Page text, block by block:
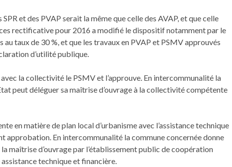
et des PVAP serait la même que celle des AVAP, et que celle
rec­ti­fica­tive pour 2016 a mod­i­fié le dis­posi­tif notam­ment par le
taux de 30 %, et que les travaux en PVAP et PSMV approu­vés
d’utilité publique.
la col­lec­tiv­ité le PSMV et l’approuve. En inter­com­mu­nal­ité la
peut déléguer sa maîtrise d’ouvrage à la col­lec­tiv­ité com­pé­tente
en matière de plan local d’urbanisme avec l’assistance tech­nique
appro­ba­tion. En inter­com­mu­nal­ité la com­mune con­cernée donne
maîtrise d’ouvrage par l’établissement pub­lic de coopéra­tion
tech­nique et financière.